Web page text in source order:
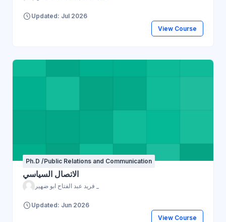
Updated: Jul 2026
View Course
Ph.D /Public Relations and Communication
الاتصال السياسي
Updated: Jun 2026
View Course